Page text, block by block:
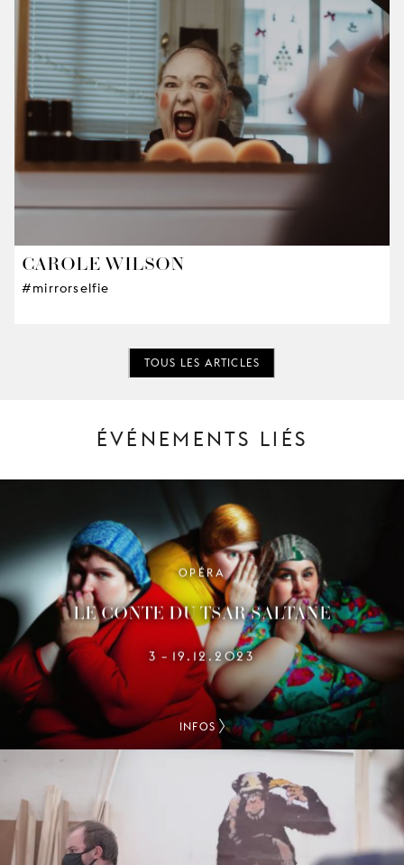
CAROLE WILSON
#mirrorselfie
TOUS LES ARTICLES
ÉVÉNEMENTS LIÉS
OPÉRA
LE CONTE DU TSAR SALTANE
3 – 19.12.2023
INFOS